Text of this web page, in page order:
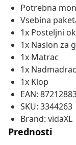
Potrebna
Vsebina
1x Posteljni
1x Naslon za
1x Matrac
1x Nadmadrac
1x Klop
EAN:
SKU: 3344263
Brand: vidaXL
Prednosti